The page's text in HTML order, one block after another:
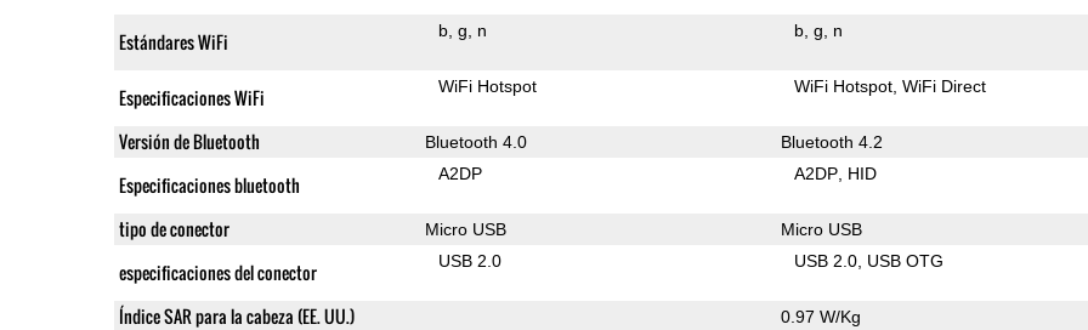
Estándares WiFi b g n b g n
Especificaciones WiFi WiFi Hotspot WiFi Hotspot WiFi Direct
Versión de Bluetooth Bluetooth 4.0 Bluetooth 4.2
Especificaciones bluetooth A2DP A2DP HID
tipo de conector Micro USB Micro USB
especificaciones del conector USB 2.0 USB 2.0 USB OTG
Índice SAR para la cabeza (EE. UU.) 0.97 W/Kg